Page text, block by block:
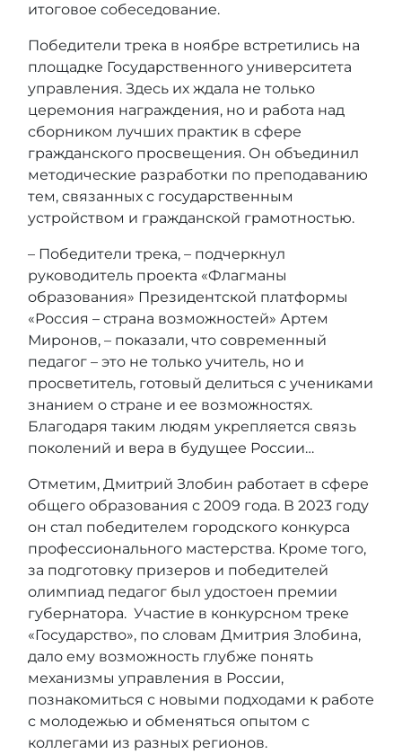
итоговое собеседование.
Победители трека в ноябре встретились на
площадке Государственного университета
управления. Здесь их ждала не только
церемония награждения, но и работа над
сборником лучших практик в сфере
гражданского просвещения. Он объединил
методические разработки по преподаванию
тем, связанных с государственным
устройством и гражданской грамотностью.
– Победители трека, – подчеркнул
руководитель проекта «Флагманы
образования» Президентской платформы
«Россия – страна возможностей» Артем
Миронов, – показали, что современный
педагог – это не только учитель, но и
просветитель, готовый делиться с учениками
знанием о стране и ее возможностях.
Благодаря таким людям укрепляется связь
поколений и вера в будущее России…
Отметим, Дмитрий Злобин работает в сфере
общего образования с 2009 года. В 2023 году
он стал победителем городского конкурса
профессионального мастерства. Кроме того,
за подготовку призеров и победителей
олимпиад педагог был удостоен премии
губернатора. Участие в конкурсном треке
«Государство», по словам Дмитрия Злобина,
дало ему возможность глубже понять
механизмы управления в России,
познакомиться с новыми подходами к работе
с молодежью и обменяться опытом с
коллегами из разных регионов.